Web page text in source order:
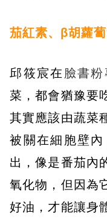
茄紅素、β胡蘿
邱筱宸在 臉書粉
菜，都會猶豫要
其實應該由蔬菜
被關在細胞壁
出，像是番茄內
氧化物，但因為
好油，才能讓身